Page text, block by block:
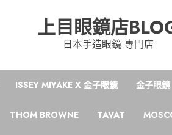
上目眼鏡店
日本手造眼鏡 專門店
ISSEY MIYAKE X 金子眼鏡 金子眼鏡
THOM BROWNE TAVAT